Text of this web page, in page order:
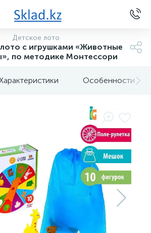
Детское лото
с игрушками «Животные
по методике Монтессори
Особенности